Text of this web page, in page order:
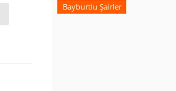
Bayburtlu Şairler